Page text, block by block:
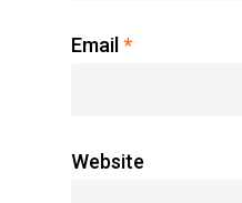
Email *
Website